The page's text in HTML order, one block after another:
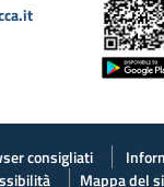
consigliati
Mappa del